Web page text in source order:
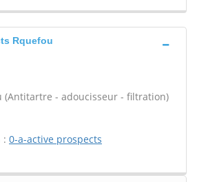
Rquefou
(Antitartre - adoucisseur - filtration)
: 0-a-active prospects